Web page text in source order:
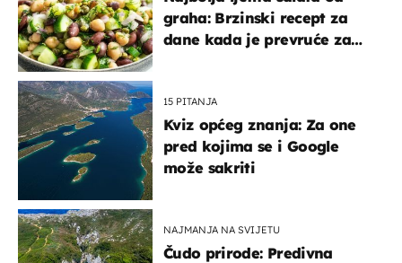
graha: Brzinski recept za
dane kada je prevruće za
15 PITANJA
Kviz općeg znanja: Za one
pred kojima se i Google
može sakriti
NAJMANJA NA SVIJETU
Čudo prirode: Predivna